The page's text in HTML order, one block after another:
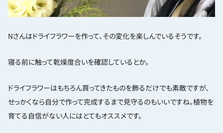
Nさんはドライフラワーを作って、その変化を楽しんでいるそうです。
寝る前に触って乾燥度合いを確認しているとか。
ドライフラワーはもちろん買ってきたものを飾るだけでも素敵ですが、
せっかくなら自分で作って完成するまで見守るのもいいですね。植物を
育てる自信がない人にはとてもオススメです。